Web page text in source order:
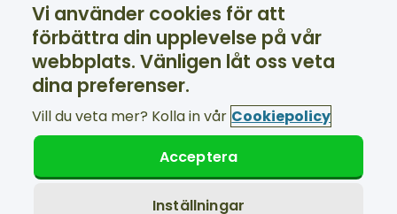
Om oss
Omdömen
Skidtransfers
Facebook
Twitter
Support tillgänglig dygnet runt
© Suntransfers.com 2026
Vi använder cookies för att
förbättra din upplevelse på vår
webbplats. Vänligen låt oss veta
dina preferenser.
Vill du veta mer? Kolla in vår Cookiepolicy
Inställningar
Acceptera